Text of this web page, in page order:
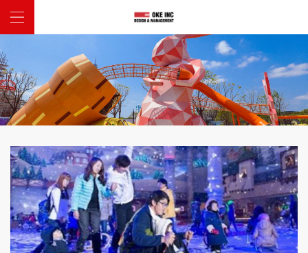
网站首页
关于我们
新闻中心
联系我们